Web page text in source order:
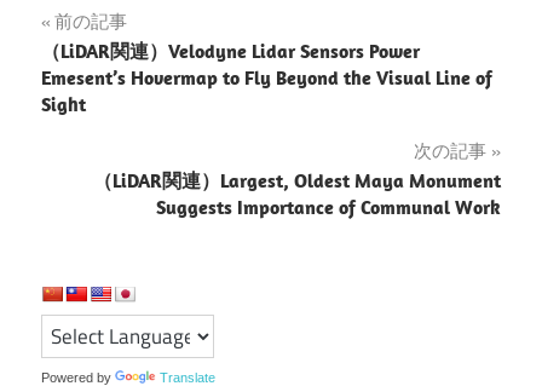
投
稿
ナ
シ
ョ
前の記事
（LiDAR関連）Velodyne Lidar Sensors Power
Emesent’s Hovermap to Fly Beyond the Visual Line of
Sight
次の記事
（LiDAR関連）Largest, Oldest Maya Monument
Suggests Importance of Communal Work
Powered by Translate